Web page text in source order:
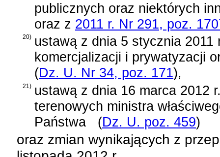
publicznych oraz niektórych
oraz z 2011 r. Nr 291, poz.
20) ustawą z dnia 5 stycznia 2011
komercjalizacji i prywatyzacji
(Dz. U. Nr 34, poz. 171),
21) ustawą z dnia 16 marca 2012
terenowych ministra
Państwa
(Dz. U. poz. 459)
oraz zmian wynikających z